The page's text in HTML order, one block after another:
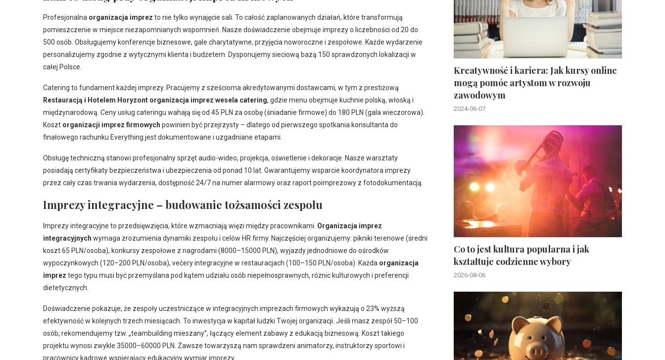
Profesjonalna organizacja imprez to nie tylko wynajęcie sali. To całość zaplanowanych działań, które transformują
pomieszczenie w miejsce niezapomnianych wspomnień. Nasze doświadczenie obejmuje imprezy o liczebności od 20 do
500 osób. Obsługujemy konferencje biznesowe, gale charytatywne, przyjęcia noworoczne i zespołowe. Każde wydarzenie
personalizujemy zgodnie z wytycznymi klienta i budżetem. Dysponujemy sieciową bazą 150 sprawdzonych lokalizacji w
całej Polsce.
Catering to fundament każdej imprezy. Pracujemy z sześcioma akredytowanymi dostawcami, w tym z prestiżową
Restauracją i Hotelem Horyzont organizacja imprez wesela catering, gdzie menu obejmuje kuchnie polską, włoską i
międzynarodową. Ceny usług cateringu wahają się od 45 PLN za osobę (śniadanie firmowe) do 180 PLN (gala wieczorowa).
Koszt organizacji imprez firmowych powinien być przejrzysty – dlatego od pierwszego spotkania konsultanta do
finałowego rachunku Everything jest dokumentowane i uzgadniane etapami.
Obsługę techniczną stanowi profesjonalny sprzęt audio-wideo, projekcja, oświetlenie i dekoracje. Nasze warsztaty
posiadają certyfikaty bezpieczeństwa i ubezpieczenia od ponad 10 lat. Gwarantujemy wsparcie koordynatora imprezy
przez cały czas trwania wydarzenia, dostępność 24/7 na numer alarmowy oraz raport poimprezowy z fotodokumentacją.
Imprezy integracyjne – budowanie tożsamości zespołu
Imprezy integracyjne to przedsięwzięcia, które wzmacniają więzi między pracownikami. Organizacja imprez
integracyjnych wymaga zrozumienia dynamiki zespołu i celów HR firmy. Najczęściej organizujemy: pikniki terenowe (średni
koszt 65 PLN/osoba), konkursy zespołowe z nagrodami (8000–15000 PLN), wyjazdy jednodniowe do ośrodków
wypoczynkowych (120–200 PLN/osoba), večery integracyjne w restauracjach (100–150 PLN/osoba). Każda organizacja
imprez tego typu musi być przemyślana pod kątem udziału osób niepełnosprawnych, różnic kulturowych i preferencji
dietetycznych.
Doświadczenie pokazuje, że zespoły uczestniczące w integracyjnych imprezach firmowych wykazują o 23% wyższą
efektywność w kolejnych trzech miesiącach. To inwestycja w kapitał ludzki Twojej organizacji. Jeśli masz zespół 50–100
osób, rekomendujemy tzw. „teambuilding mieszany”, łączący element zabawy z edukacją biznesową. Koszt takiego
projektu wynosi zwykle 35000–60000 PLN. Zawsze towarzyszą nam sprawdzeni animatorzy, instruktorzy sportowi i
pracownicy kadrowe wspierający edukacyjny wymiar imprezy.
Kreatywność i kariera: Jak kursy online
mogą pomóc artystom w rozwoju
zawodowym
2024-06-07
Co to jest kultura popularna i jak
kształtuje codzienne wybory
2026-08-06